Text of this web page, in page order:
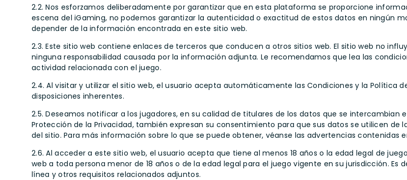
2.2. Nos esforzamos deliberadamente por garantizar que en esta plataforma se proporcione
escena del iGaming, no podemos garantizar la autenticidad o exactitud de estos datos en ningún
depender de la información encontrada en este sitio web.
2.3. Este sitio web contiene enlaces de terceros que conducen a otros sitios web. El sitio web no
ninguna responsabilidad causada por la información adjunta. Le recomendamos que lea las
actividad relacionada con el juego.
2.4. Al visitar y utilizar el sitio web, el usuario acepta automáticamente las Condiciones y la Política
disposiciones inherentes.
2.5. Deseamos notificar a los jugadores, en su calidad de titulares de los datos que se intercambian
Protección de la Privacidad, también expresan su consentimiento para que sus datos se utilicen
del sitio. Para más información sobre lo que se puede obtener, véanse las advertencias contenidas
2.6. Al acceder a este sitio web, el usuario acepta que tiene al menos 18 años o la edad legal de
web a toda persona menor de 18 años o de la edad legal para el juego vigente en su jurisdicción.
línea y otros requisitos relacionados adjuntos.